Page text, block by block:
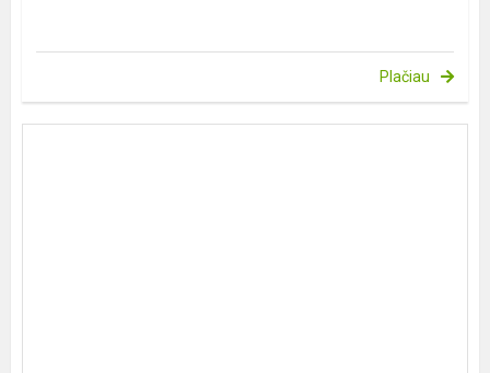
Plačiau